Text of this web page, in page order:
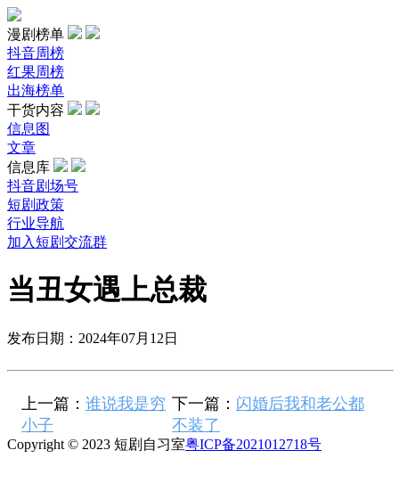
漫剧榜单
抖音周榜
红果周榜
出海榜单
干货内容
信息图
文章
信息库
抖音剧场号
短剧政策
行业导航
加入短剧交流群
当丑女遇上总裁
发布日期：2024年07月12日
上一篇： 谁说我是穷
小子
下一篇： 闪婚后我和老公都
不装了
Copyright © 2023 短剧自习室粤ICP备2021012718号